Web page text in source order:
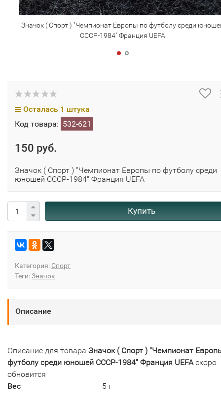
Значок ( Спорт ) "Чемпионат Европы по футболу среди
СССР-1984" Франция UEFA
Осталась 1 штука
Код товара: 532-621
150 руб.
Значок ( Спорт ) "Чемпионат Европы по футболу среди
юношей СССР-1984" Франция UEFA
Купить
Категория: Спорт
Теги:Значок
Описание
Описание для товара Значок ( Спорт ) "Чемпионат
футболу среди юношей СССР-1984" Франция UEFAскоро
обновится
Вес
5 г